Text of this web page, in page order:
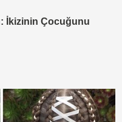
İkizinin Çocuğunu